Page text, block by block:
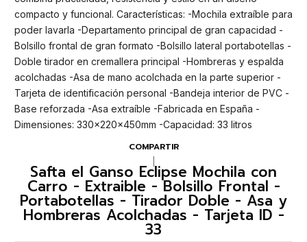
compacto y funcional. Características: -Mochila extraíble para
poder lavarla -Departamento principal de gran capacidad -
Bolsillo frontal de gran formato -Bolsillo lateral portabotellas -
Doble tirador en cremallera principal -Hombreras y espalda
acolchadas -Asa de mano acolchada en la parte superior -
Tarjeta de identificación personal -Bandeja interior de PVC -
Base reforzada -Asa extraíble -Fabricada en España -
Dimensiones: 330x220x450mm -Capacidad: 33 litros
COMPARTIR
Safta el Ganso Eclipse Mochila con
Carro - Extraible - Bolsillo Frontal -
Portabotellas - Tirador Doble - Asa y
Hombreras Acolchadas - Tarjeta ID -
33